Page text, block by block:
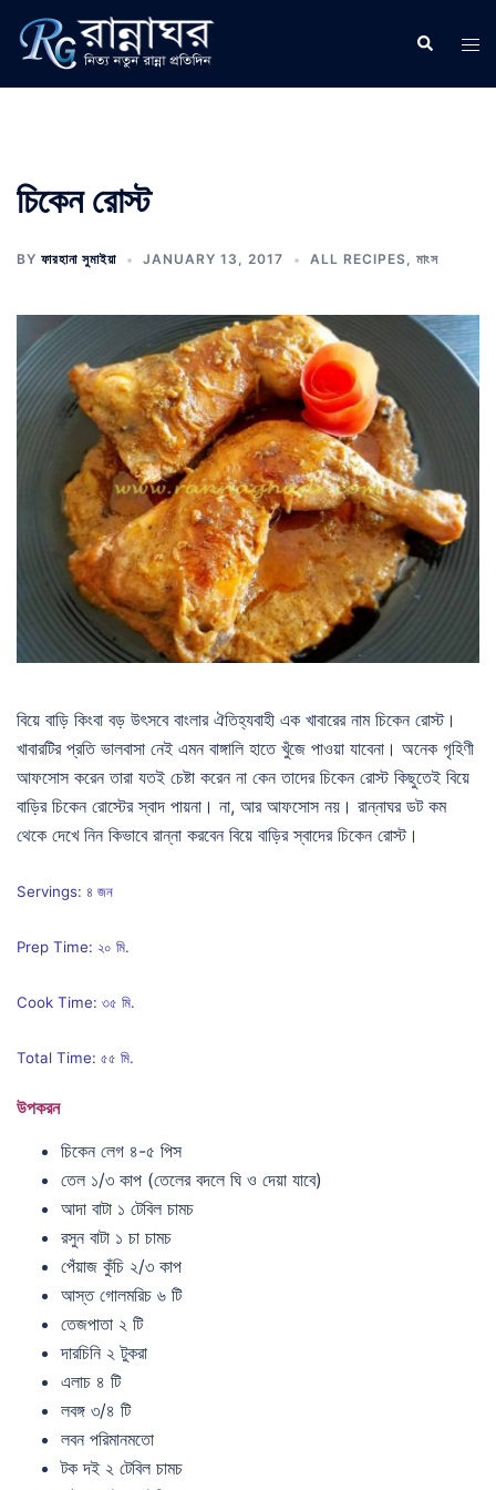
content
Search
চিকেন রোস্ট
BY ফারহানা সুমাইয়া JANUARY 13, 2017 ALL RECIPES, মাংস
বিয়ে বাড়ি কিংবা বড় উৎসবে বাংলার ঐতিহ্যবাহী এক খাবারের নাম চিকেন রোস্ট।
খাবারটির প্রতি ভালবাসা নেই এমন বাঙ্গালি হাতে খুঁজে পাওয়া যাবেনা। অনেক গৃহিণী
আফসোস করেন তারা যতই চেষ্টা করেন না কেন তাদের চিকেন রোস্ট কিছুতেই বিয়ে
বাড়ির চিকেন রোস্টের স্বাদ পায়না। না, আর আফসোস নয়। রান্নাঘর ডট কম
থেকে দেখে নিন কিভাবে রান্না করবেন বিয়ে বাড়ির স্বাদের চিকেন রোস্ট।
Servings: ৪ জন
Prep Time: ২০ মি.
Cook Time: ৩৫ মি.
Total Time: ৫৫ মি.
উপকরন
চিকেন লেগ ৪-৫ পিস
তেল ১/৩ কাপ (তেলের বদলে ঘি ও দেয়া যাবে)
আদা বাটা ১ টেবিল চামচ
রসুন বাটা ১ চা চামচ
পেঁয়াজ কুঁচি ২/৩ কাপ
আস্ত গোলমরিচ ৬ টি
তেজপাতা ২ টি
দারচিনি ২ টুকরা
এলাচ ৪ টি
লবঙ্গ ৩/৪ টি
লবন পরিমানমতো
টক দই ২ টেবিল চামচ